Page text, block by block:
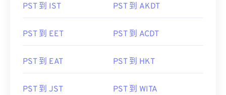
PST 到 IST PST 到 AKDT
PST 到 EET PST 到 ACDT
PST 到 EAT PST 到 HKT
PST 到 JST PST 到 WITA